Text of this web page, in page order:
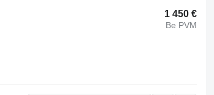
1 450 €
Be PVM